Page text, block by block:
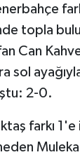
topla
Can
sol
2-0.
farkı 1'e